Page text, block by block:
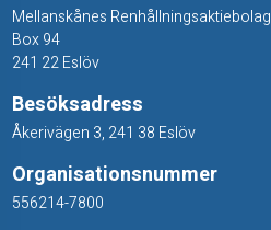
Mellanskånes Renhållningsaktiebolag
Box 94
241 22 Eslöv
Besöksadress
Åkerivägen 3, 241 38 Eslöv
Organisationsnummer
556214-7800